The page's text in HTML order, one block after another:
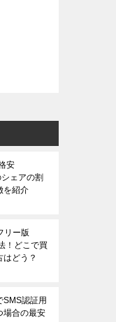
安
ェアの割
を紹介
リー版
！どこで買
はどう？
SMS認証用
場合の最安